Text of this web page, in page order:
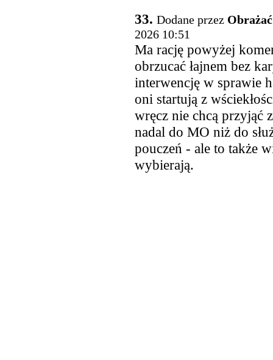
33. Dodane przez
2026 10:51
Ma rację powyżej
obrzucać łajnem bez
interwencję w sprawie
oni startują z
wręcz nie chcą przyjąć
nadal do MO niż do
pouczeń - ale to także
wybierają.